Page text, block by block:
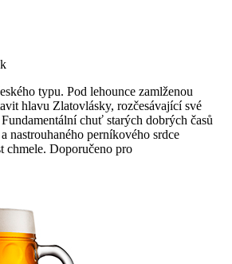
typu. Pod lehounce zamlženou
hlavu Zlatovlásky, rozčesávající své
chuť starých dobrých časů
nastrouhaného perníkového srdce
chmele. Doporučeno pro